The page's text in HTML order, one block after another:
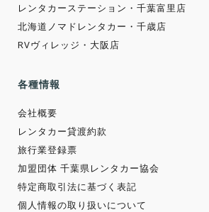
レンタカーステーション・千葉富里店
北海道ノマドレンタカー・千歳店
RVヴィレッジ・大阪店
各種情報
会社概要
レンタカー貸渡約款
旅行業登録票
加盟団体 千葉県レンタカー協会
特定商取引法に基づく表記
個人情報の取り扱いについて